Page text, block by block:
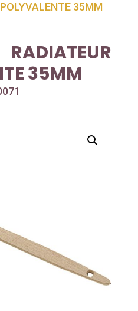
35MM
35MM